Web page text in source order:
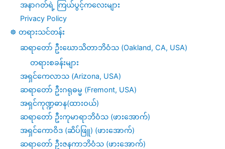
အနာဂတ်ရဲ့ ကြယ်ပွင့်ကလေးများ
Privacy Policy
☸️ တရားသင်တန်း
ဆရာတော် ဦးဃောသိတာဘိဝံသ (Oakland, CA, USA)
တရားစခန်းများ
အရှင်ကေလာသ (Arizona, USA)
ဆရာတော် ဦးဂရုဓမ္မ (Fremont, USA)
အရှင်ကုဏ္ဍဓာန(ထားဝယ်)
ဆရာတော် ဦးကုမာရာဘိဝံသ (ဖားအောက်)
အရှင်ကောဝိဒ (ဆိပ်ဖြူ) (ဖားအောက်)
ဆရာတော် ဦးဇနကာဘိဝံသ (ဖားအောက်)